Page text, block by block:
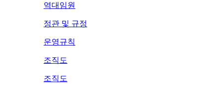
역대임원
정관 및 규정
운영규칙
조직도
조직도